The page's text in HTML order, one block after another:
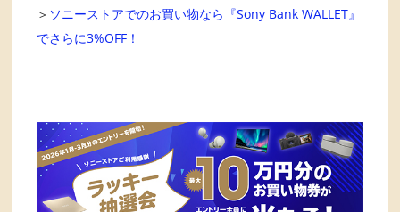
＞ ソニーストアでのお買い物なら『Sony Bank WALLET』
でさらに3%OFF！